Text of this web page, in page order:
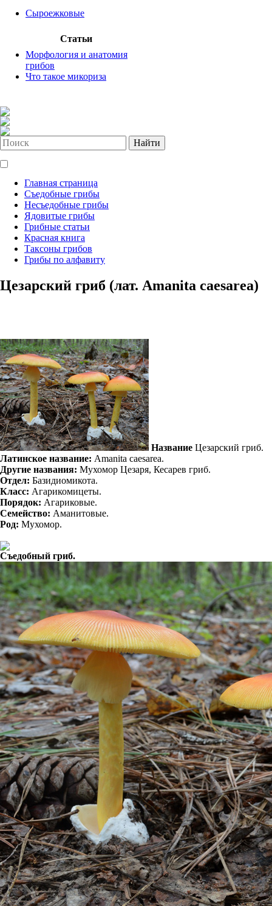
Сыроежковые
Статьи
Морфология и анатомия
грибов
Что такое микориза
Найти
Главная страница
Съедобные грибы
Несъедобные грибы
Ядовитые грибы
Грибные статьи
Красная книга
Таксоны грибов
Грибы по алфавиту
Цезарский гриб (лат. Amanita caesarea)
Название Цезарский гриб.
Латинское название: Amanita caesarea.
Другие названия: Мухомор Цезаря, Кесарев гриб.
Отдел: Базидиомикота.
Класс: Агарикомицеты.
Порядок: Агариковые.
Семейство: Аманитовые.
Род: Мухомор.
Съедобный гриб.